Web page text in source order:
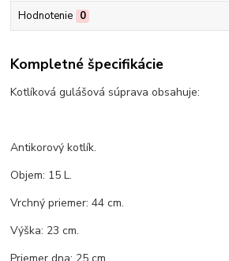
Hodnotenie 0
Kompletné špecifikácie
Kotlíková gulášová súprava obsahuje:
Antikorový kotlík.
Objem: 15 L.
Vrchný priemer: 44 cm.
Výška: 23 cm.